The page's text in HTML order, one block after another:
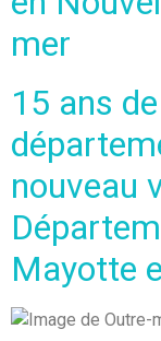
mer
15 ans de
nouveau
Mayotte